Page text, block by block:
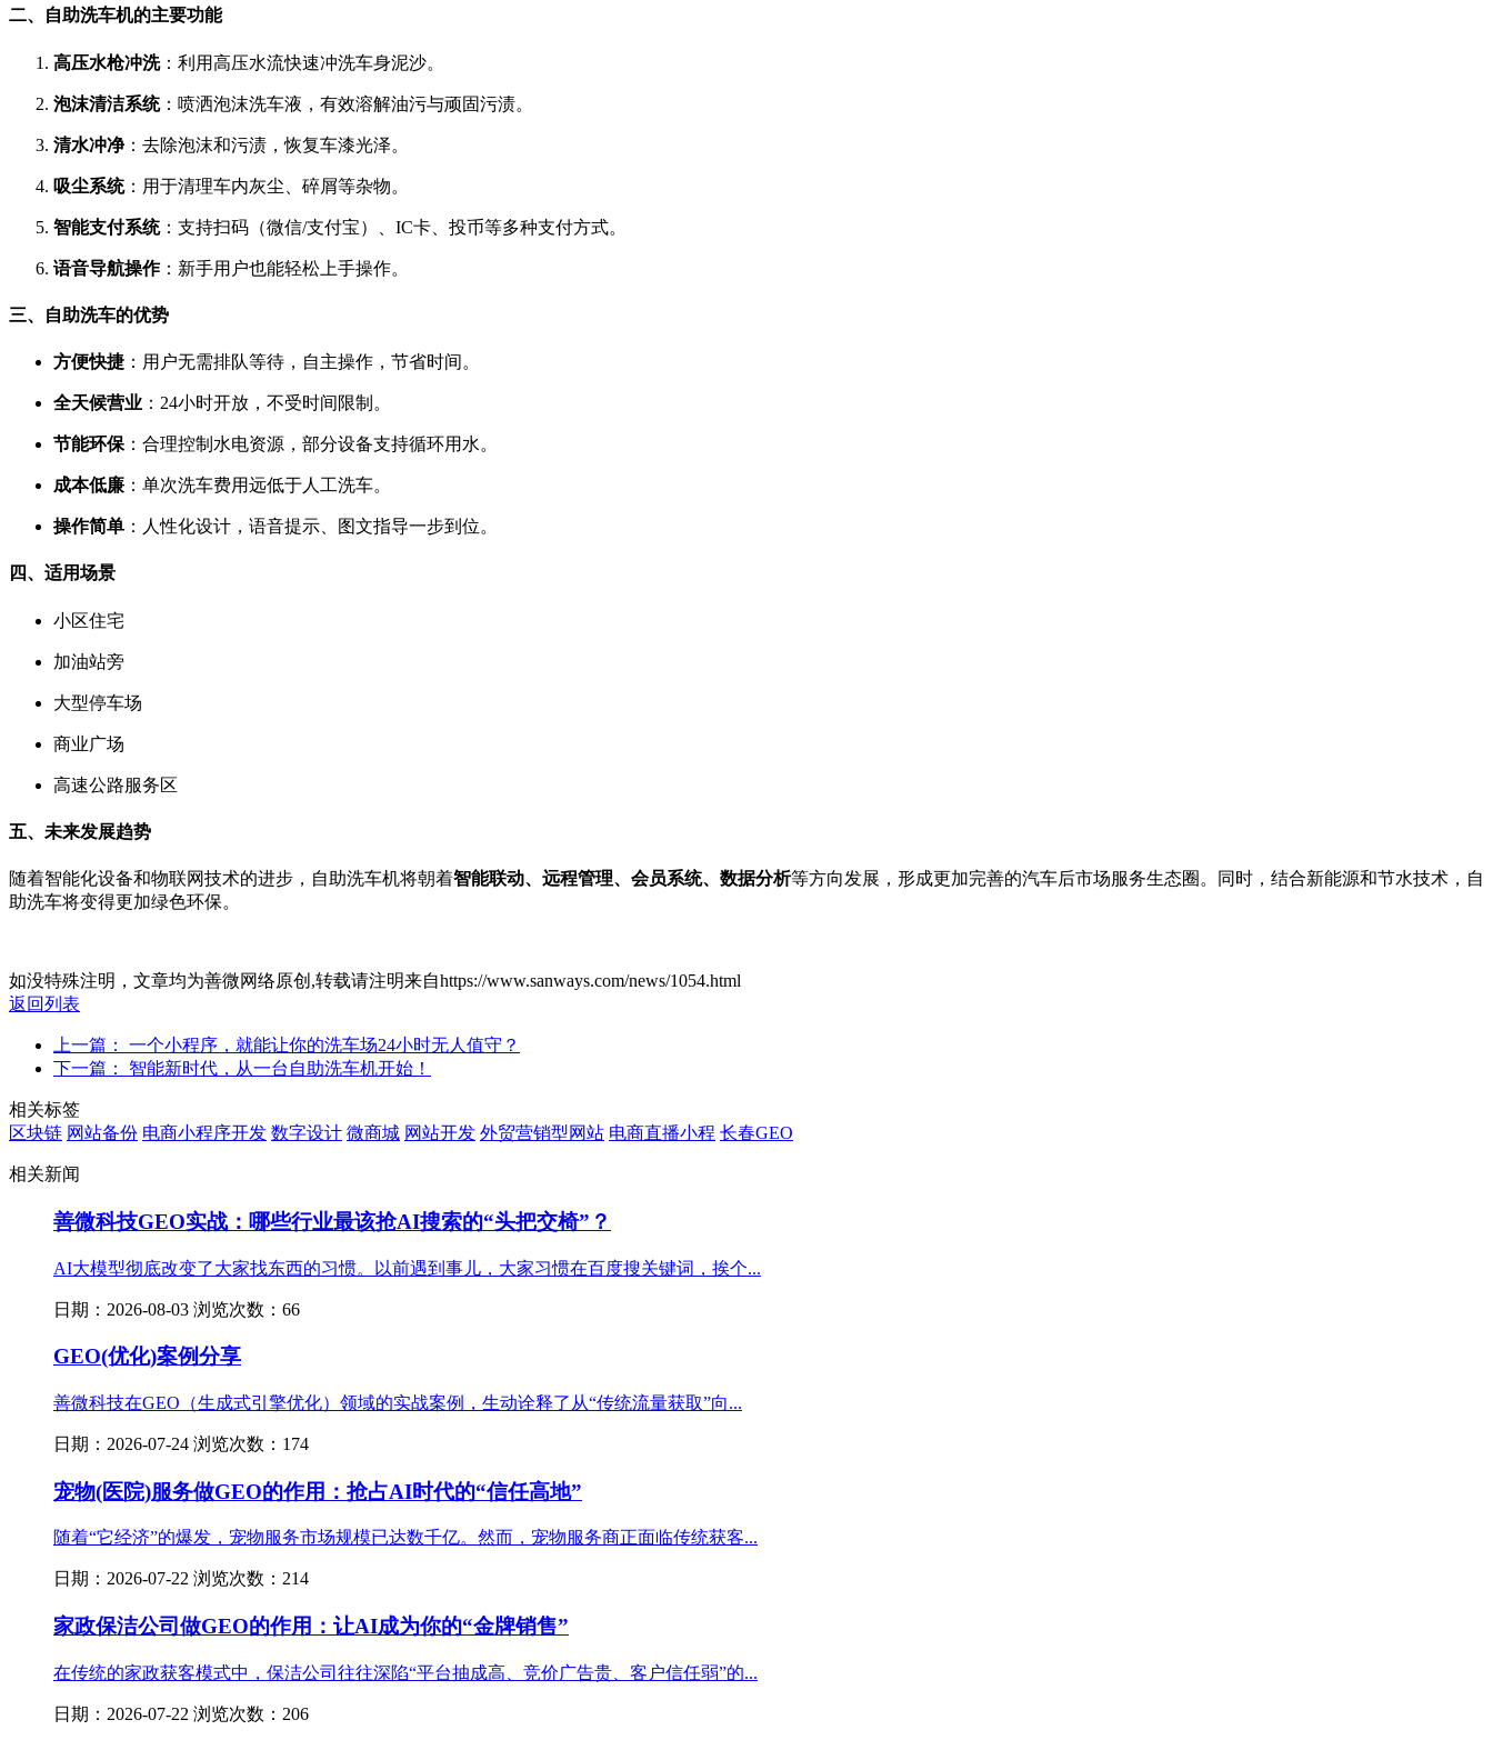
二、自助洗车机的主要功能
高压水枪冲洗：利用高压水流快速冲洗车身泥沙。
泡沫清洁系统：喷洒泡沫洗车液，有效溶解油污与顽固污渍。
清水冲净：去除泡沫和污渍，恢复车漆光泽。
吸尘系统：用于清理车内灰尘、碎屑等杂物。
智能支付系统：支持扫码（微信/支付宝）、IC卡、投币等多种支付方式。
语音导航操作：新手用户也能轻松上手操作。
三、自助洗车的优势
方便快捷 ：用户无需排队等待，自主操作，节省时间。
全天候营业 ：24小时开放，不受时间限制。
节能环保 ：合理控制水电资源，部分设备支持循环用水。
成本低廉 ：单次洗车费用远低于人工洗车。
操作简单 ：人性化设计，语音提示、图文指导一步到位。
四、适用场景
小区住宅
加油站旁
大型停车场
商业广场
高速公路服务区
五、未来发展趋势
随着智能化设备和物联网技术的进步，自助洗车机将朝着智能联动、远程管理、会员系统、数据分析等方向发展，形成更加完善的汽车后市场服务生态圈。同时，结合新能源和节水技术，自
助洗车将变得更加绿色环保。
如没特殊注明，文章均为善微网络原创,转载请注明来自https://www.sanways.com/news/1054.html
返回列表
上一篇： 一个小程序，就能让你的洗车场24小时无人值守？
下一篇： 智能新时代，从一台自助洗车机开始！
相关标签
区块链 网站备份 电商小程序开发 数字设计 微商城 网站开发 外贸营销型网站 电商直播小程 长春GEO
相关新闻
善微科技GEO实战：哪些行业最该抢AI搜索的“头把交椅”？
AI大模型彻底改变了大家找东西的习惯。以前遇到事儿，大家习惯在百度搜关键词，挨个...
日期：2026-08-03 浏览次数：66
GEO(优化)案例分享
善微科技在GEO（生成式引擎优化）领域的实战案例，生动诠释了从“传统流量获取”向...
日期：2026-07-24 浏览次数：174
宠物(医院)服务做GEO的作用：抢占AI时代的“信任高地”
随着“它经济”的爆发，宠物服务市场规模已达数千亿。然而，宠物服务商正面临传统获客...
日期：2026-07-22 浏览次数：214
家政保洁公司做GEO的作用：让AI成为你的“金牌销售”
在传统的家政获客模式中，保洁公司往往深陷“平台抽成高、竞价广告贵、客户信任弱”的...
日期：2026-07-22 浏览次数：206